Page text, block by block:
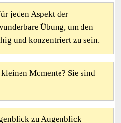
jeden Aspekt der
Übung, um den
und konzentriert zu sein.
Momente? Sie sind
zu Augenblick